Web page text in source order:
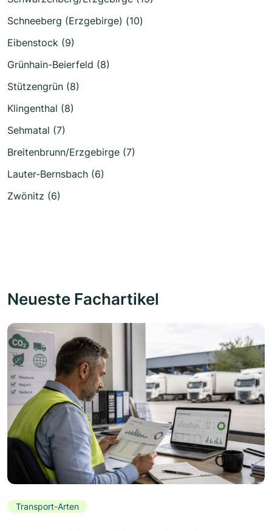
Schneeberg (Erzgebirge) (10)
Eibenstock (9)
Grünhain-Beierfeld (8)
Stützengrün (8)
Klingenthal (8)
Sehmatal (7)
Breitenbrunn/Erzgebirge (7)
Lauter-Bernsbach (6)
Zwönitz (6)
Neueste Fachartikel
Transport-Arten